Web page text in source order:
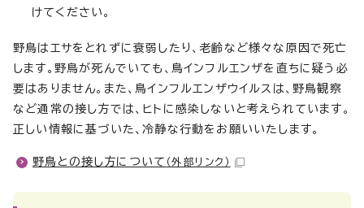
けてください。
野鳥はエサをとれずに衰弱したり、老齢など様々な原因で死亡
します。野鳥が死んでいても、鳥インフルエンザを直ちに疑う必
要はありません。また、鳥インフルエンザウイルスは、野鳥観察
など通常の接し方では、ヒトに感染しないと考えられています。
正しい情報に基づいた、冷静な行動をお願いいたします。
野鳥との接し方について （外部リンク）